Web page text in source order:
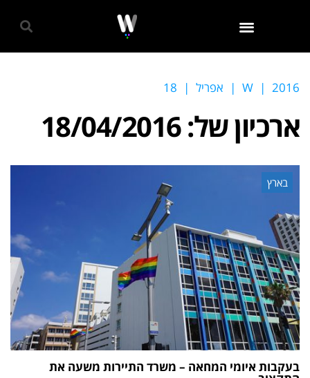
W | 2016
| אפריל |
18
ארכיון של:18/04/2016
בארץ
בעקבות איומי המחאה – משרד התיירות משעה את